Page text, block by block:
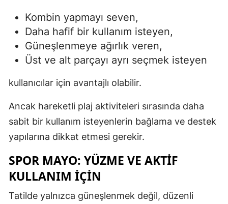
Kombin yapmayı seven,
Daha hafif bir kullanım isteyen,
Güneşlenmeye ağırlık veren,
Üst ve alt parçayı ayrı seçmek isteyen
kullanıcılar için avantajlı olabilir.
Ancak hareketli plaj aktiviteleri sırasında daha
sabit bir kullanım isteyenlerin bağlama ve destek
yapılarına dikkat etmesi gerekir.
SPOR MAYO: YÜZME VE AKTIF
KULLANIM İÇIN
Tatilde yalnızca güneşlenmek değil, düzenli